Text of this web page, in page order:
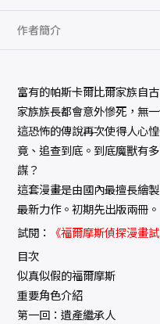
作者簡介
富有的帕斯卡爾比爾家族自
家族族長都會意外慘死，無
這恐怖的傳說再次使得人心
竟、追查到底。到底魔獸有
謀？
這套漫畫是由國內最擅長繪
最新力作。初期先出版兩冊。
試閱：
《福爾摩斯偵探漫畫試
目次
似真似假的福爾摩斯
重要角色介紹
第一回：遺產繼承人